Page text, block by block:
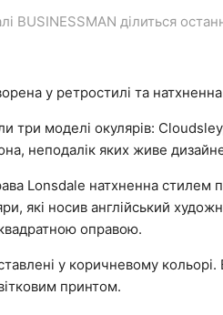
BUSINESSMAN ділиться
у ретростилі та
три моделі окулярів:
неподалік яких живе
Lonsdale натхненна стилем
які носив англійський
оправою.
у коричневому
принтом.